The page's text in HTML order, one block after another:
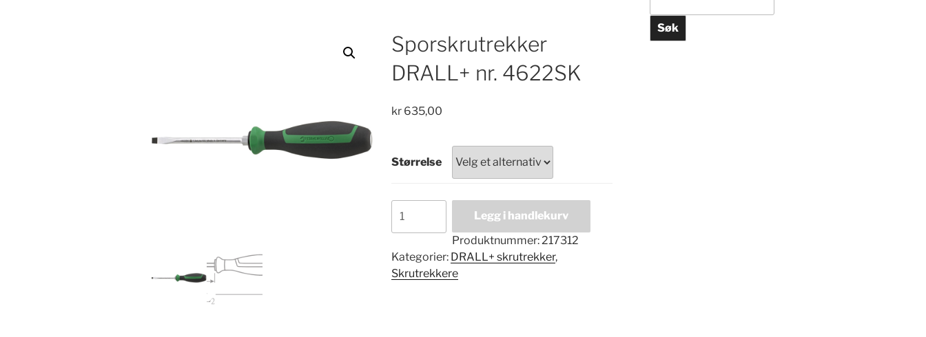
Sporskrutrekker
DRALL+ nr. 4622SK
kr635,00
Størrelse
DRALL+
4622SK
antall
Legg i handlekurv
Produktnummer: 217312
Kategorier: DRALL+ skrutrekker,
Skrutrekkere
Søk